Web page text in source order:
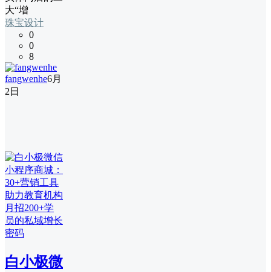
大“增
珠宝设计
0
0
8
fangwenhe6月
2日
白小极微